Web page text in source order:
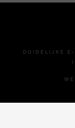
DUIDELIJKE